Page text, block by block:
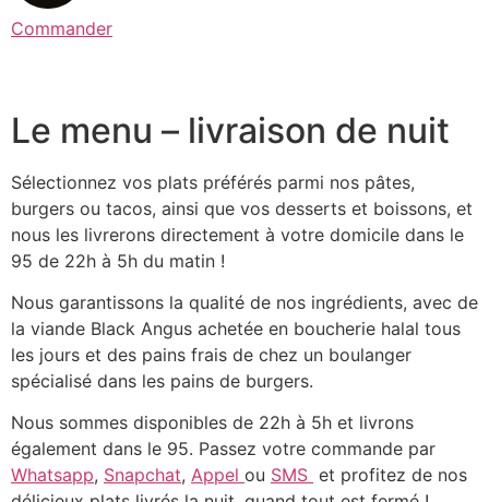
Commander
Le menu – livraison de nuit
Sélectionnez vos plats préférés parmi nos pâtes,
burgers ou tacos, ainsi que vos desserts et boissons, et
nous les livrerons directement à votre domicile dans le
95 de 22h à 5h du matin !
Nous garantissons la qualité de nos ingrédients, avec de
la viande Black Angus achetée en boucherie halal tous
les jours et des pains frais de chez un boulanger
spécialisé dans les pains de burgers.
Nous sommes disponibles de 22h à 5h et livrons
également dans le 95. Passez votre commande par
Whatsapp, Snapchat, Appel ou SMS et profitez de nos